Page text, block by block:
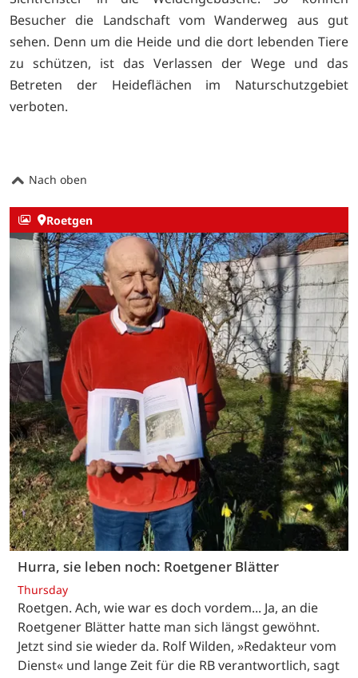
Besucher die Landschaft vom Wanderweg aus gut
sehen. Denn um die Heide und die dort lebenden Tiere
zu schützen, ist das Verlassen der Wege und das
Betreten der Heideflächen im Naturschutzgebiet
verboten.
Nach oben
Roetgen
Hurra, sie leben noch: Roetgener Blätter
Thursday
Roetgen. Ach, wie war es doch vordem... Ja, an die
Roetgener Blätter hatte man sich längst gewöhnt.
Jetzt sind sie wieder da. Rolf Wilden, »Redakteur vom
Dienst« und lange Zeit für die RB verantwortlich, sagt